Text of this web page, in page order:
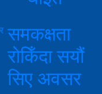
समकक्षता
रोकिँदा सयौं
सिए अवसर